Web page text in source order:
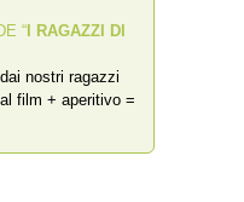
“ I RAGAZZI DI
nostri ragazzi
film + aperitivo =